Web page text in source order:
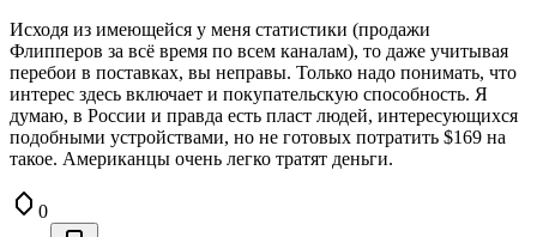
Исходя из имеющейся у меня статистики (продажи
Флипперов за всё время по всем каналам), то даже учитывая
перебои в поставках, вы неправы. Только надо понимать, что
интерес здесь включает и покупательскую способность. Я
думаю, в России и правда есть пласт людей, интересующихся
подобными устройствами, но не готовых потратить $169 на
такое. Американцы очень легко тратят деньги.
0